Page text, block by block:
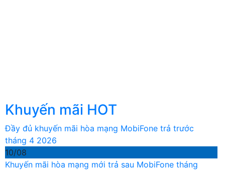
Khuyến mãi HOT
Đầy đủ khuyến mãi hòa mạng MobiFone trả trước
tháng 4 2026
10/08
Khuyến mãi hòa mạng mới trả sau MobiFone tháng